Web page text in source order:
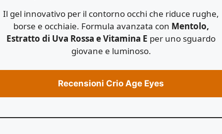
Il gel innovativo per il contorno occhi che riduce rughe,
borse e occhiaie. Formula avanzata con Mentolo,
Estratto di Uva Rossa e Vitamina E per uno sguardo
giovane e luminoso.
Recensioni Crio Age Eyes